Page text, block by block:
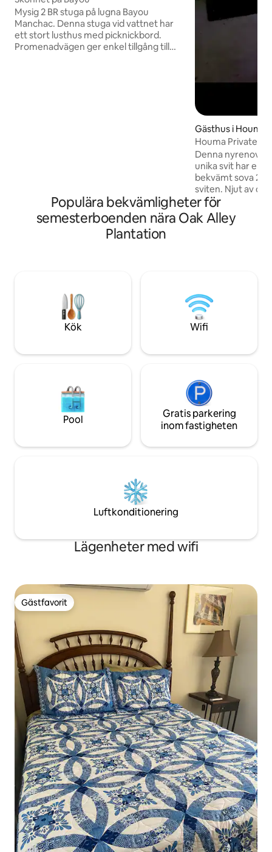
Mysig 2 BR stuga på lugna Bayou
Manchac. Denna stuga vid vattnet har
ett stort lusthus med picknickbord.
Promenadvägen ger enkel tillgång till
Gästhus i Houma
Houma Private
Denna
unika svit har en
bekvämt sova 2
sviten. Njut av
utrustad med alla
nyrenoverat
Terrebonne
Venue @
Chabert Medical
Populära bekvämligheter för
semesterboenden nära Oak Alley
Plantation
Kök Wifi
Pool
Gratis parkering
inom fastigheten
Luftkonditionering
Lägenheter med wifi
Gästfavorit
Gästfavorit